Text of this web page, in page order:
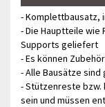
- Komplettbausatz,
- Die Hauptteile wie
Supports geliefert
- Es können
- Alle Bausätze
- Stützenreste bzw.
sein und müssen